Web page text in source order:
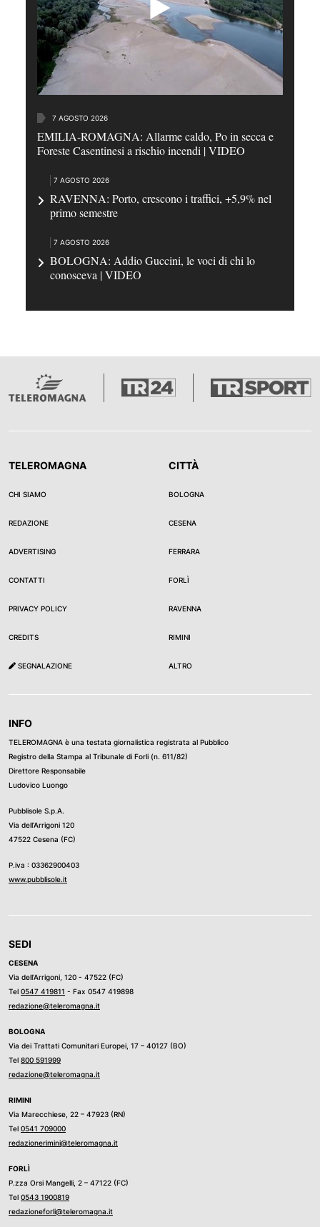
7 AGOSTO 2026
EMILIA-ROMAGNA: Allarme caldo, Po in secca e
Foreste Casentinesi a rischio incendi | VIDEO
7 AGOSTO 2026
RAVENNA: Porto, crescono i traffici, +5,9% nel
primo semestre
7 AGOSTO 2026
BOLOGNA: Addio Guccini, le voci di chi lo
conosceva | VIDEO
TELEROMAGNA
CHI SIAMO
REDAZIONE
ADVERTISING
CONTATTI
PRIVACY POLICY
CREDITS
SEGNALAZIONE
CITTÀ
BOLOGNA
CESENA
FERRARA
FORLÌ
RAVENNA
RIMINI
ALTRO
INFO
TELEROMAGNA è una testata giornalistica registrata al Pubblico
Registro della Stampa al Tribunale di Forli (n. 611/82)
Direttore Responsabile
Ludovico Luongo
Pubblisole S.p.A.
Via dell’Arrigoni 120
47522 Cesena (FC)
P.iva : 03362900403
www.pubblisole.it
SEDI
CESENA
Via dell’Arrigoni, 120 - 47522 (FC)
Tel 0547 419811 - Fax 0547 419898
redazione@teleromagna.it
BOLOGNA
Via dei Trattati Comunitari Europei, 17 – 40127 (BO)
Tel 800 591999
redazione@teleromagna.it
RIMINI
Via Marecchiese, 22 – 47923 (RN)
Tel 0541 709000
redazionerimini@teleromagna.it
FORLÌ
P.zza Orsi Mangelli, 2 – 47122 (FC)
Tel 0543 1900819
redazioneforli@teleromagna.it